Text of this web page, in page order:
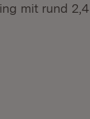
mit rund 2,4